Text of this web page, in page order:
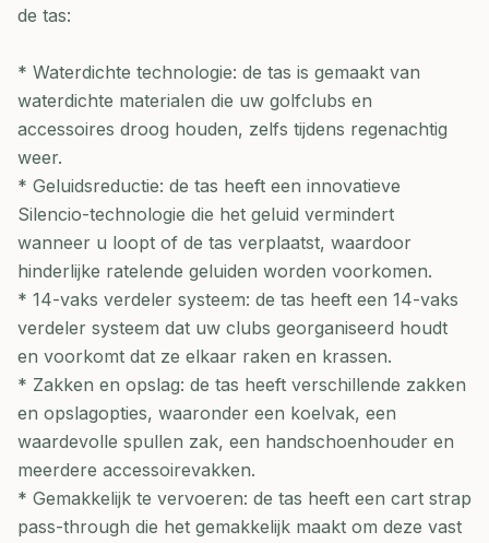
de tas:
* Waterdichte technologie: de tas is gemaakt van
waterdichte materialen die uw golfclubs en
accessoires droog houden, zelfs tijdens regenachtig
weer.
* Geluidsreductie: de tas heeft een innovatieve
Silencio-technologie die het geluid vermindert
wanneer u loopt of de tas verplaatst, waardoor
hinderlijke ratelende geluiden worden voorkomen.
* 14-vaks verdeler systeem: de tas heeft een 14-vaks
verdeler systeem dat uw clubs georganiseerd houdt
en voorkomt dat ze elkaar raken en krassen.
* Zakken en opslag: de tas heeft verschillende zakken
en opslagopties, waaronder een koelvak, een
waardevolle spullen zak, een handschoenhouder en
meerdere accessoirevakken.
* Gemakkelijk te vervoeren: de tas heeft een cart strap
pass-through die het gemakkelijk maakt om deze vast